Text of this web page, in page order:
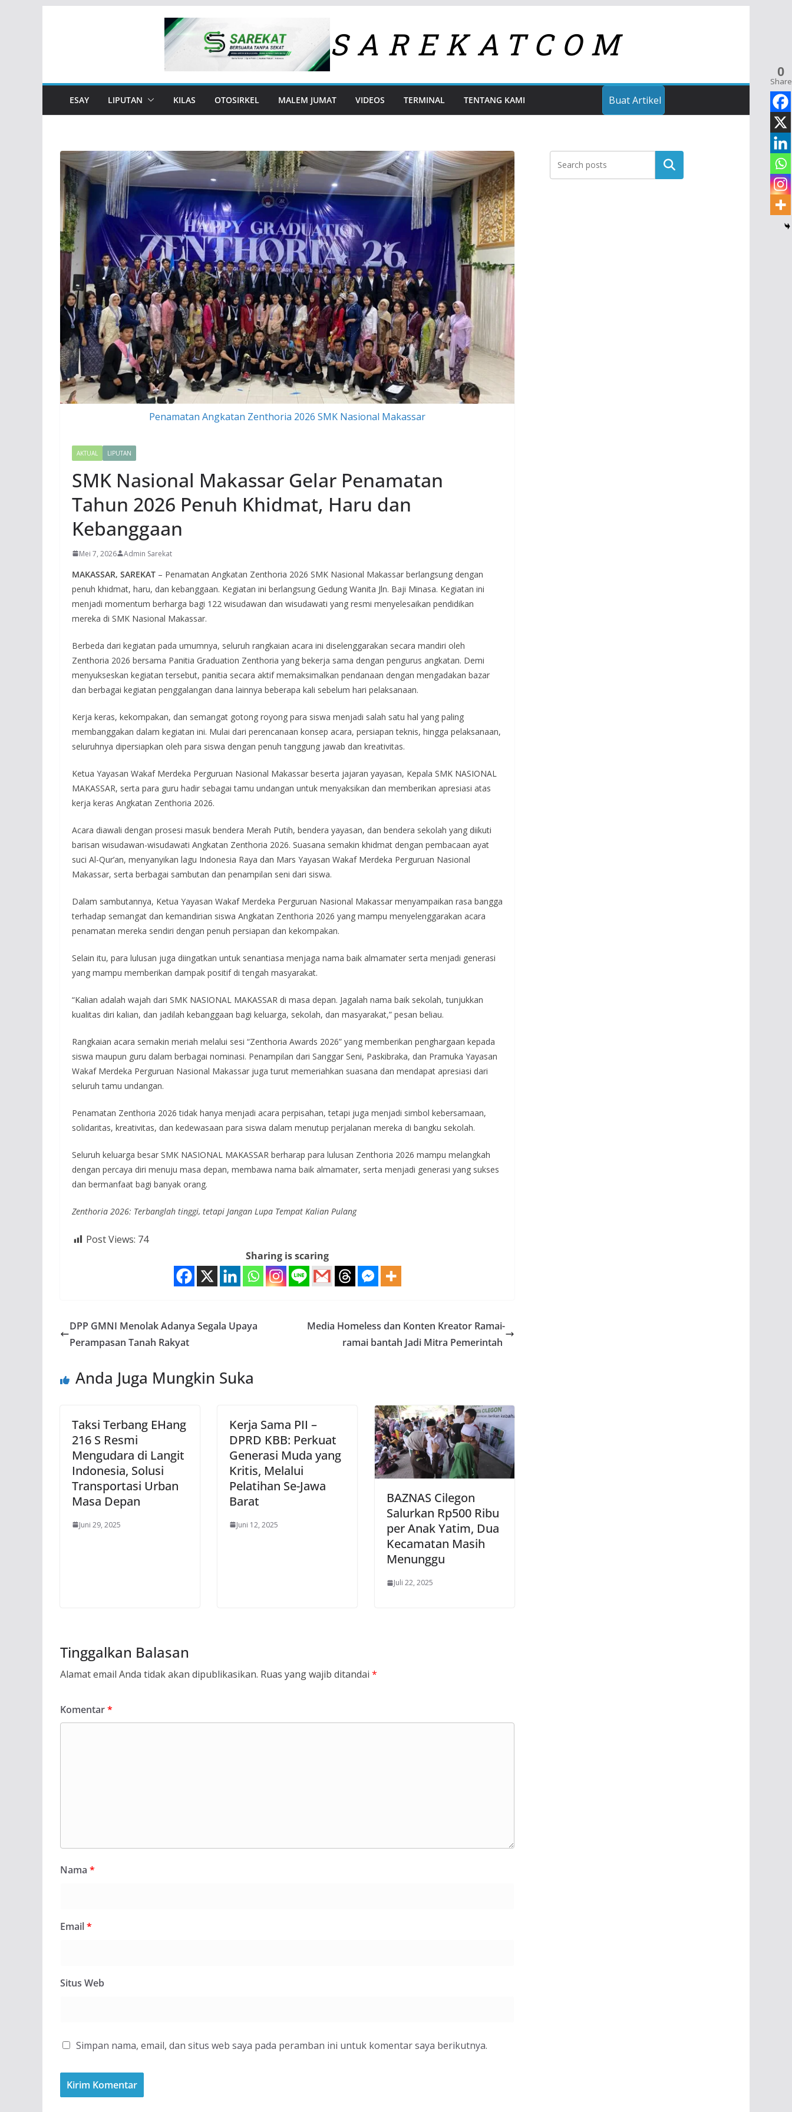
SAREKATCOM
ESAY LIPUTAN KILAS OTOSIRKEL MALEM JUMAT VIDEOS TERMINAL TENTANG KAMI Buat Artikel
Penamatan Angkatan Zenthoria 2026 SMK Nasional Makassar
AKTUAL LIPUTAN
SMK Nasional Makassar Gelar Penamatan
Tahun 2026 Penuh Khidmat, Haru dan
Kebanggaan
Mei 7, 2026 Admin Sarekat
MAKASSAR, SAREKAT – Penamatan Angkatan Zenthoria 2026 SMK Nasional Makassar berlangsung dengan
penuh khidmat, haru, dan kebanggaan. Kegiatan ini berlangsung Gedung Wanita Jln. Baji Minasa. Kegiatan ini
menjadi momentum berharga bagi 122 wisudawan dan wisudawati yang resmi menyelesaikan pendidikan
mereka di SMK Nasional Makassar.
Berbeda dari kegiatan pada umumnya, seluruh rangkaian acara ini diselenggarakan secara mandiri oleh
Zenthoria 2026 bersama Panitia Graduation Zenthoria yang bekerja sama dengan pengurus angkatan. Demi
menyukseskan kegiatan tersebut, panitia secara aktif memaksimalkan pendanaan dengan mengadakan bazar
dan berbagai kegiatan penggalangan dana lainnya beberapa kali sebelum hari pelaksanaan.
Kerja keras, kekompakan, dan semangat gotong royong para siswa menjadi salah satu hal yang paling
membanggakan dalam kegiatan ini. Mulai dari perencanaan konsep acara, persiapan teknis, hingga pelaksanaan,
seluruhnya dipersiapkan oleh para siswa dengan penuh tanggung jawab dan kreativitas.
Ketua Yayasan Wakaf Merdeka Perguruan Nasional Makassar beserta jajaran yayasan, Kepala SMK NASIONAL
MAKASSAR, serta para guru hadir sebagai tamu undangan untuk menyaksikan dan memberikan apresiasi atas
kerja keras Angkatan Zenthoria 2026.
Acara diawali dengan prosesi masuk bendera Merah Putih, bendera yayasan, dan bendera sekolah yang diikuti
barisan wisudawan-wisudawati Angkatan Zenthoria 2026. Suasana semakin khidmat dengan pembacaan ayat
suci Al-Qur’an, menyanyikan lagu Indonesia Raya dan Mars Yayasan Wakaf Merdeka Perguruan Nasional
Makassar, serta berbagai sambutan dan penampilan seni dari siswa.
Dalam sambutannya, Ketua Yayasan Wakaf Merdeka Perguruan Nasional Makassar menyampaikan rasa bangga
terhadap semangat dan kemandirian siswa Angkatan Zenthoria 2026 yang mampu menyelenggarakan acara
penamatan mereka sendiri dengan penuh persiapan dan kekompakan.
Selain itu, para lulusan juga diingatkan untuk senantiasa menjaga nama baik almamater serta menjadi generasi
yang mampu memberikan dampak positif di tengah masyarakat.
“Kalian adalah wajah dari SMK NASIONAL MAKASSAR di masa depan. Jagalah nama baik sekolah, tunjukkan
kualitas diri kalian, dan jadilah kebanggaan bagi keluarga, sekolah, dan masyarakat,” pesan beliau.
Rangkaian acara semakin meriah melalui sesi “Zenthoria Awards 2026” yang memberikan penghargaan kepada
siswa maupun guru dalam berbagai nominasi. Penampilan dari Sanggar Seni, Paskibraka, dan Pramuka Yayasan
Wakaf Merdeka Perguruan Nasional Makassar juga turut memeriahkan suasana dan mendapat apresiasi dari
seluruh tamu undangan.
Penamatan Zenthoria 2026 tidak hanya menjadi acara perpisahan, tetapi juga menjadi simbol kebersamaan,
solidaritas, kreativitas, dan kedewasaan para siswa dalam menutup perjalanan mereka di bangku sekolah.
Seluruh keluarga besar SMK NASIONAL MAKASSAR berharap para lulusan Zenthoria 2026 mampu melangkah
dengan percaya diri menuju masa depan, membawa nama baik almamater, serta menjadi generasi yang sukses
dan bermanfaat bagi banyak orang.
Zenthoria 2026: Terbanglah tinggi, tetapi Jangan Lupa Tempat Kalian Pulang
Post Views: 74
Sharing is scaring
0
DPP GMNI Menolak Adanya Segala Upaya
Perampasan Tanah Rakyat
Media Homeless dan Konten Kreator Ramai-
ramai bantah Jadi Mitra Pemerintah
Anda Juga Mungkin Suka
Taksi Terbang EHang
216 S Resmi
Mengudara di Langit
Indonesia, Solusi
Transportasi Urban
Masa Depan
Juni 29, 2025
Kerja Sama PII –
DPRD KBB: Perkuat
Generasi Muda yang
Kritis, Melalui
Pelatihan Se-Jawa
Barat
Juni 12, 2025
BAZNAS Cilegon
Salurkan Rp500 Ribu
per Anak Yatim, Dua
Kecamatan Masih
Menunggu
Juli 22, 2025
Tinggalkan Balasan
Alamat email Anda tidak akan dipublikasikan. Ruas yang wajib ditandai *
Komentar*
Nama *
Email*
Situs Web
Simpan nama, email, dan situs web saya pada peramban ini untuk komentar saya berikutnya.